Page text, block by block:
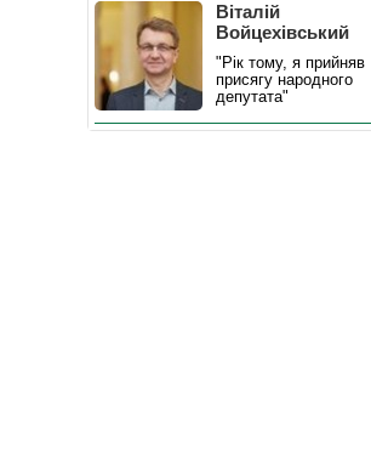
Віталій
Войцехівський
"Рік тому, я прийняв
присягу народного
депутата"